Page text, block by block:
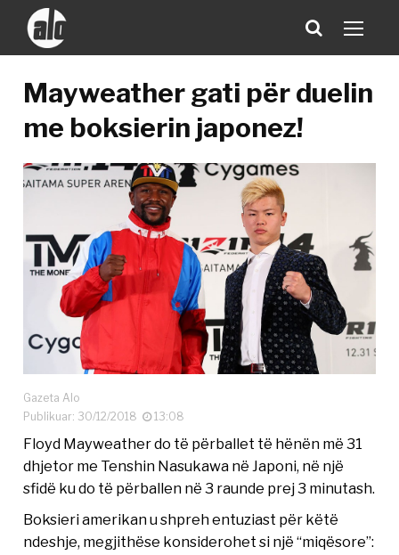
Mayweather gati për duelin
me boksierin japonez!
Gazeta Alo
Publikuar: 30/12/2018
13:08
Floyd Mayweather do të përballet të hënën më 31
dhjetor me Tenshin Nasukawa në Japoni, në një
sfidë ku do të përballen në 3 raunde prej 3 minutash.
Boksieri amerikan u shpreh entuziast për këtë
ndeshje, megjithëse konsiderohet si një “miqësore”: